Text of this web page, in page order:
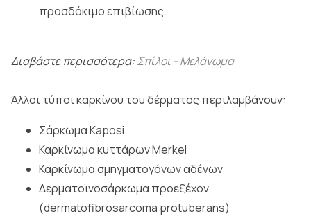
προσδόκιμο επιβίωσης.
Διαβάστε περισσότερα:Σπίλοι - Μελάνωμα
Άλλοι τύποι καρκίνου του δέρματος περιλαμβάνουν:
Σάρκωμα Kaposi
Καρκίνωμα κυττάρων Merkel
Καρκίνωμα σμηγματογόνων αδένων
Δερματοϊνοσάρκωμα προεξέχον
(dermatofibrosarcoma protuberans)